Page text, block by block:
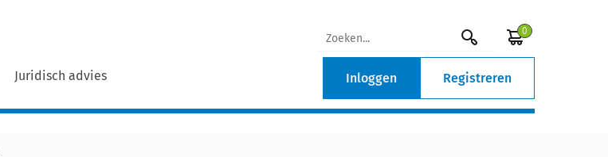
0
Juridisch advies Inloggen Registreren